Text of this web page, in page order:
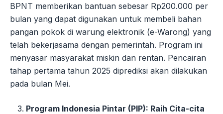
BPNT memberikan bantuan sebesar Rp200.000 per
bulan yang dapat digunakan untuk membeli bahan
pangan pokok di warung elektronik (e-Warong) yang
telah bekerjasama dengan pemerintah. Program ini
menyasar masyarakat miskin dan rentan. Pencairan
tahap pertama tahun 2025 diprediksi akan dilakukan
pada bulan Mei.
Program Indonesia Pintar (PIP): Raih Cita-cita